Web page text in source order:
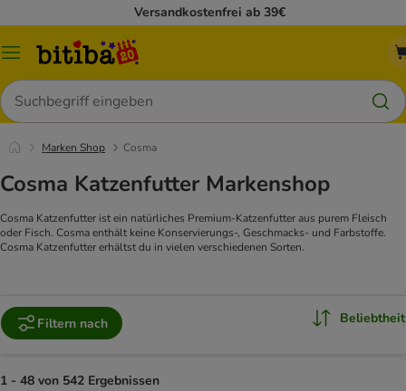
Versandkostenfrei ab 39€
Menü
Suchen
Marken Shop Cosma
Cosma Katzenfutter Markenshop
Cosma Katzenfutter ist ein natürliches Premium-Katzenfutter aus purem Fleisch
oder Fisch. Cosma enthält keine Konservierungs-, Geschmacks- und Farbstoffe.
Cosma Katzenfutter erhältst du in vielen verschiedenen Sorten.
Filtern nach Beliebtheit
1 - 48 von 542 Ergebnissen